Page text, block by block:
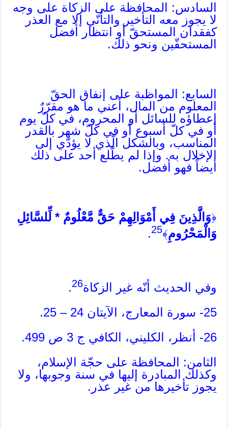
السادس: المحافظة على الزكاة على وجه
لا يجوز معه التأخير والتأنّي إلا مع العذر
كفقدان المستحقّ أو انتظار أفضل
المستحقّين ونحو ذلك.
السابع: المواظبة على إنفاق الحقّ
المعلوم من المال، أعني ما هو مقرّرٌ
إعطاؤه للسائل أو المحروم، في كلّ يوم
أو في كلّ أسبوع أو في كلّ شهر بالقدر
المناسب، وبالشكل الّذي لا يؤدّي إلى
الإخلال به. وإذا لم يطّلع أحد على ذلك
أيضاً فهو أفضل.
﴿وَالَّذِينَ فِي أَمْوَالِهِمْ حَقٌّ مَّعْلُومٌ * لِّلسَّائِلِ
وَالْمَحْرُومِ﴾25
.
وفي الحديث أنّه غير الزكاة26
.
25- سورة المعارج، الآيتان 24 – 25.
26- أنظر، الكليني، الكافي ج 3 ص 499.
الثامن: المحافظة على حجّة الإسلام،
وكذلك المبادرة إليها في سنة وجوبها، ولا
يجوز تأخيرها من غير عذر.